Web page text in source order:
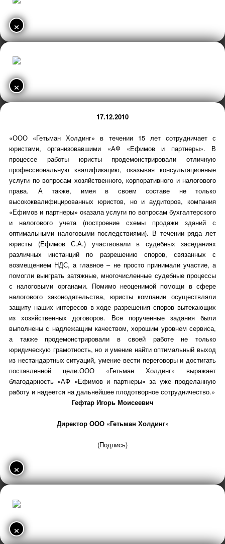
×
×
17.12.2010
«ООО «Гетьман Холдинг» в течении 15 лет сотрудничает с
юристами, организовавшими «АФ «Ефимов и партнеры». В
процессе работы юристы продемонстрировали отличную
профессиональную квалификацию, оказывая консультационные
услуги по вопросам хозяйственного, корпоративного и налогового
права. А также, имея в своем составе не только
высококвалифицированных юристов, но и аудиторов, компания
«Ефимов и партнеры» оказала услуги по вопросам бухгалтерского
и налогового учета (построение схемы продажи зданий с
оптимальными налоговыми последствиями). В течении ряда лет
юристы (Ефимов С.А.) участвовали в судебных заседаниях
различных инстанций по разрешению споров, связанных с
возмещением НДС, а главное – не просто принимали участие, а
помогли выиграть затяжные, многочисленные судебные процессы
с налоговыми органами. Помимо неоценимой помощи в сфере
налогового законодательства, юристы компании осуществляли
защиту наших интересов в ходе разрешения споров вытекающих
из хозяйственных договоров. Все порученные задания были
выполнены с надлежащим качеством, хорошим уровнем сервиса,
а также продемонстрировали в своей работе не только
юридическую грамотность, но и умение найти оптимальный выход
из нестандартных ситуаций, умение вести переговоры и достигать
поставленной цели.ООО «Гетьман Холдинг» выражает
благодарность «АФ «Ефимов и партнеры» за уже проделанную
работу и надеется на дальнейшее плодотворное сотрудничество.»
Гефтар Игорь Моисеевич
Директор ООО «Гетьман Холдинг»
(Подпись)
×
×